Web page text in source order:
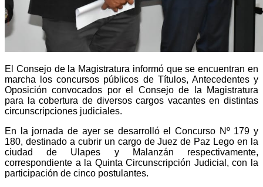
El Consejo de la Magistratura informó que se encuentran en
marcha los concursos públicos de Títulos, Antecedentes y
Oposición convocados por el Consejo de la Magistratura
para la cobertura de diversos cargos vacantes en distintas
circunscripciones judiciales.
En la jornada de ayer se desarrolló el Concurso Nº 179 y
180, destinado a cubrir un cargo de Juez de Paz Lego en la
ciudad de Ulapes y Malanzán respectivamente,
correspondiente a la Quinta Circunscripción Judicial, con la
participación de cinco postulantes.